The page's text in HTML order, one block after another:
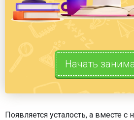
Начать
Появляется усталость, а вместе с